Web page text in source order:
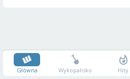
Główna Wykopalisko Hity